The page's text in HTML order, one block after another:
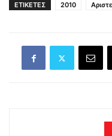
ΕΤΙΚΕΤΕΣ 2010